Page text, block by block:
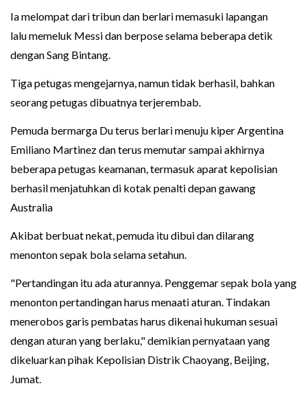
Ia melompat dari tribun dan berlari memasuki lapangan
lalu memeluk Messi dan berpose selama beberapa detik
dengan Sang Bintang.
Tiga petugas mengejarnya, namun tidak berhasil, bahkan
seorang petugas dibuatnya terjerembab.
Pemuda bermarga Du terus berlari menuju kiper Argentina
Emiliano Martinez dan terus memutar sampai akhirnya
beberapa petugas keamanan, termasuk aparat kepolisian
berhasil menjatuhkan di kotak penalti depan gawang
Australia
Akibat berbuat nekat, pemuda itu dibui dan dilarang
menonton sepak bola selama setahun.
"Pertandingan itu ada aturannya. Penggemar sepak bola yang
menonton pertandingan harus menaati aturan. Tindakan
menerobos garis pembatas harus dikenai hukuman sesuai
dengan aturan yang berlaku," demikian pernyataan yang
dikeluarkan pihak Kepolisian Distrik Chaoyang, Beijing,
Jumat.